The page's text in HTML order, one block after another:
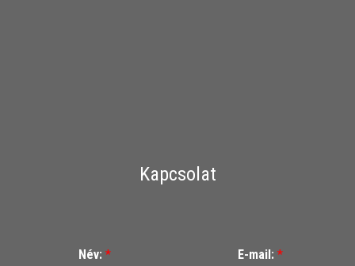
Kapcsolat
Név: * E-mail: *